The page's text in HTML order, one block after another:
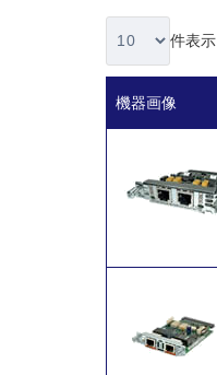
件表示
機器画像